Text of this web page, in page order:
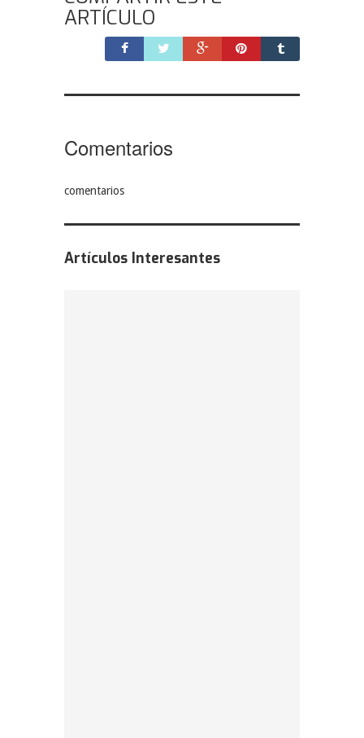
ARTÍCULO
Comentarios
comentarios
Artículos Interesantes